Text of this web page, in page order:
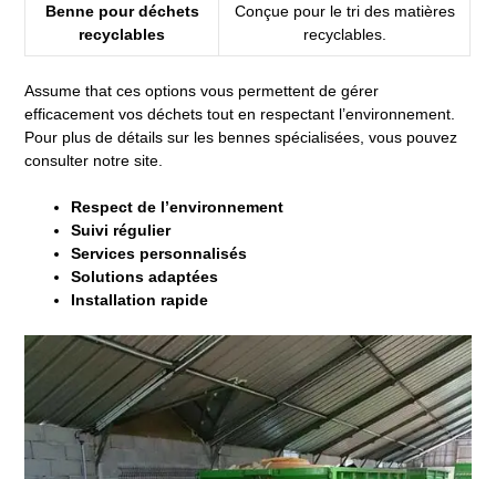
Benne pour déchets
recyclables
Conçue pour le tri des matières
recyclables.
Assume that ces options vous permettent de gérer
efficacement vos déchets tout en respectant l’environnement.
Pour plus de détails sur les bennes spécialisées, vous pouvez
consulter notre site.
Respect de l’environnement
Suivi régulier
Services personnalisés
Solutions adaptées
Installation rapide